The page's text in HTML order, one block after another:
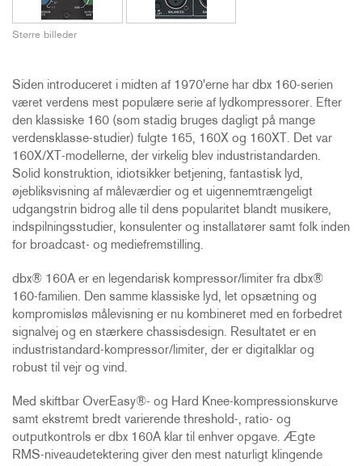
Større billeder
Siden introduceret i midten af 1970'erne har dbx 160-serien
været verdens mest populære serie af lydkompressorer. Efter
den klassiske 160 (som stadig bruges dagligt på mange
verdensklasse-studier) fulgte 165, 160X og 160XT. Det var
160X/XT-modellerne, der virkelig blev industristandarden.
Solid konstruktion, idiotsikker betjening, fantastisk lyd,
øjebliksvisning af måleværdier og et uigennemtrængeligt
udgangstrin bidrog alle til dens popularitet blandt musikere,
indspilningsstudier, konsulenter og installatører samt folk inden
for broadcast- og mediefremstilling.
dbx® 160A er en legendarisk kompressor/limiter fra dbx®
160-familien. Den samme klassiske lyd, let opsætning og
kompromisløs målevisning er nu kombineret med en forbedret
signalvej og en stærkere chassisdesign. Resultatet er en
industristandard-kompressor/limiter, der er digitalklar og
robust til vejr og vind.
Med skiftbar OverEasy®- og Hard Knee-kompressionskurve
samt ekstremt bredt varierende threshold-, ratio- og
outputkontrols er dbx 160A klar til enhver opgave. Ægte
RMS-niveaudetektering giver den mest naturligt klingende